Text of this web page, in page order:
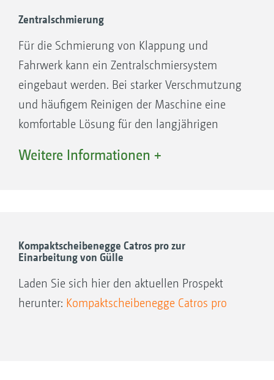
Querverteilung
Komfortable Maschinensteuerung über
ISOBUS (Green Drill 501) möglich, sodass
ein teilflächenspezifisches Abarbeiten von
Applikationskarten ermöglicht wird
Einfache Maschinensteuerung über den
Zentralschmierung
Für die Schmierung von Klappung und
Fahrwerk kann ein Zentralschmiersystem
eingebaut werden. Bei starker Verschmutzung
und häufigem Reinigen der Maschine eine
komfortable Lösung für den langjährigen
Weitere Informationen +
Kompaktscheibenegge Catros pro zur
Einarbeitung von Gülle
Laden Sie sich hier den aktuellen Prospekt
herunter: Kompaktscheibenegge Catros pro